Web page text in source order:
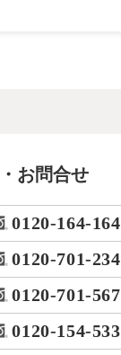
お問合せ
0120-164-164
0120-701-234
0120-701-567
0120-154-533